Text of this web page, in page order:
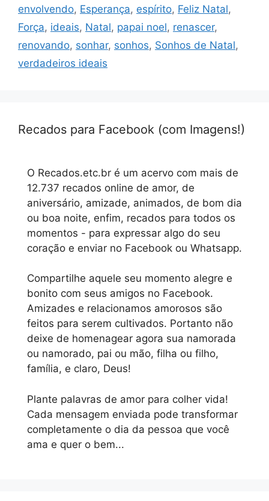
envolvendo, Esperança, espírito, Feliz Natal,
Força, ideais, Natal, papai noel, renascer,
renovando, sonhar, sonhos, Sonhos de Natal,
verdadeiros ideais
Recados para Facebook (com Imagens!)
O Recados.etc.br é um acervo com mais de
12.737 recados online de amor, de
aniversário, amizade, animados, de bom dia
ou boa noite, enfim, recados para todos os
momentos - para expressar algo do seu
coração e enviar no Facebook ou Whatsapp.
Compartilhe aquele seu momento alegre e
bonito com seus amigos no Facebook.
Amizades e relacionamos amorosos são
feitos para serem cultivados. Portanto não
deixe de homenagear agora sua namorada
ou namorado, pai ou mão, filha ou filho,
família, e claro, Deus!
Plante palavras de amor para colher vida!
Cada mensagem enviada pode transformar
completamente o dia da pessoa que você
ama e quer o bem...